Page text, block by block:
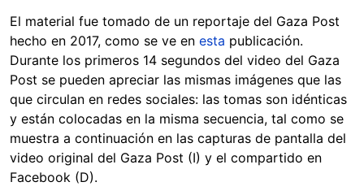
El material fue tomado de un reportaje del Gaza Post
hecho en 2017, como se ve en esta publicación.
Durante los primeros 14 segundos del video del Gaza
Post se pueden apreciar las mismas imágenes que las
que circulan en redes sociales: las tomas son idénticas
y están colocadas en la misma secuencia, tal como se
muestra a continuación en las capturas de pantalla del
video original del Gaza Post (I) y el compartido en
Facebook (D).